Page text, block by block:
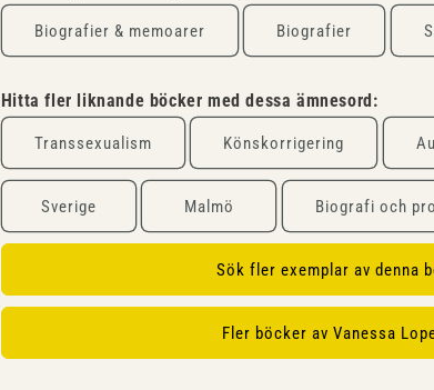
Biografier & memoarer Biografier
Hitta fler liknande böcker med dessa ämnesord:
Transsexualism Könskorrigering
Sverige Malmö Biografi och
Sök fler exemplar av denna
Fler böcker av Vanessa